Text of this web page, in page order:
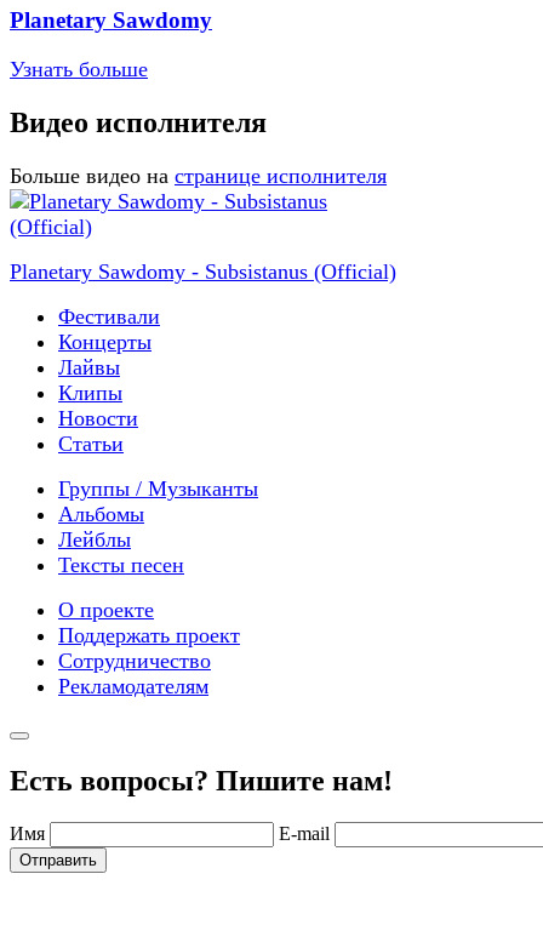
Planetary Sawdomy
Узнать больше
Видео исполнителя
Больше видео на странице исполнителя
Planetary Sawdomy - Subsistanus (Official)
Фестивали
Концерты
Лайвы
Клипы
Новости
Статьи
Группы / Музыканты
Альбомы
Лейблы
Тексты песен
О проекте
Поддержать проект
Сотрудничество
Рекламодателям
Есть вопросы? Пишите нам!
Имя E-mail